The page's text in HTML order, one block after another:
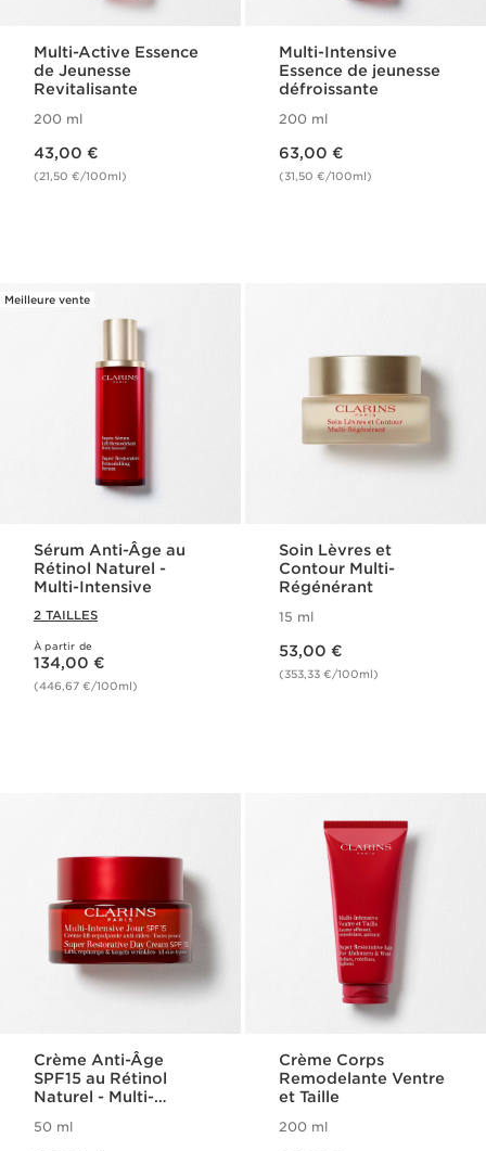
Multi-Active Essence
de Jeunesse
Revitalisante
200 ml
43,00 €
(21,50 €/100ml)
Multi-Intensive
Essence de jeunesse
défroissante
200 ml
63,00 €
(31,50 €/100ml)
Meilleure vente
Sérum Anti-Âge au
Rétinol Naturel​ -
Multi-Intensive
2 TAILLES
À partir de
Nouveau prix 134,00 €
134,00 €
(446,67 €/100ml)
Soin Lèvres et
Contour Multi-
Régénérant
15 ml
53,00 €
(353,33 €/100ml)
Crème Anti-Âge
SPF15 au Rétinol
Naturel - Multi-
50 ml
Crème Corps
Remodelante Ventre
et Taille
200 ml